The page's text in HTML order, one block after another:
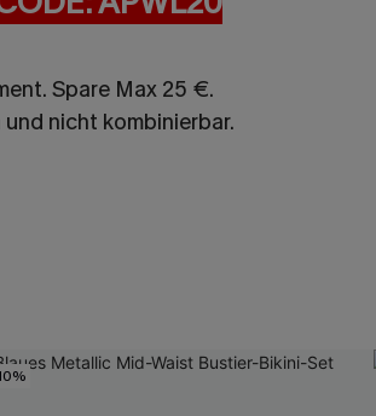
Spare Max 25 €.
nicht kombinierbar.